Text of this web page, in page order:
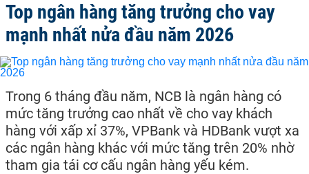
Top ngân hàng tăng trưởng cho vay
mạnh nhất nửa đầu năm 2026
Trong 6 tháng đầu năm, NCB là ngân hàng có
mức tăng trưởng cao nhất về cho vay khách
hàng với xấp xỉ 37%, VPBank và HDBank vượt xa
các ngân hàng khác với mức tăng trên 20% nhờ
tham gia tái cơ cấu ngân hàng yếu kém.